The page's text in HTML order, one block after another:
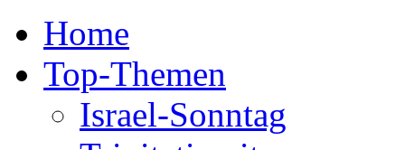
Home
Top-Themen
Israel-Sonntag